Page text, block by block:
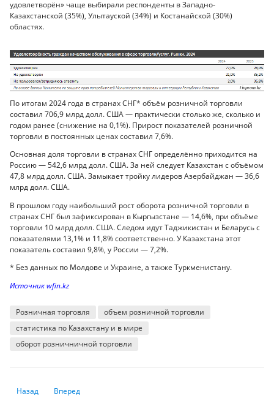
удовлетворён» чаще выбирали респонденты в Западно-
Казахстанской (35%), Улытауской (34%) и Костанайской (30%)
областях.
По итогам 2024 года в странах СНГ* объём розничной торговли
составил 706,9 млрд долл. США — практически столько же, сколько и
годом ранее (снижение на 0,1%). Прирост показателей розничной
торговли в постоянных ценах составил 7,6%.
Основная доля торговли в странах СНГ определённо приходится на
Россию — 542,6 млрд долл. США. За ней следует Казахстан с объёмом
47,8 млрд долл. США. Замыкает тройку лидеров Азербайджан — 36,6
млрд долл. США.
В прошлом году наибольший рост оборота розничной торговли в
странах СНГ был зафиксирован в Кыргызстане — 14,6%, при объёме
торговли 10 млрд долл. США. Следом идут Таджикистан и Беларусь с
показателями 13,1% и 11,8% соответственно. У Казахстана этот
показатель составил 9,8%, у России — 7,2%.
* Без данных по Молдове и Украине, а также Туркменистану.
Источник wfin.kz
Розничная торговля
объем розничной торговли
статистика по Казахстану и в мире
оборот розничничной торговли
Предыдущий: Кто и как посягал на общественную безопасность и
Назад Следующий: Как казахстанцы рапределяют домашние дела
Вперед